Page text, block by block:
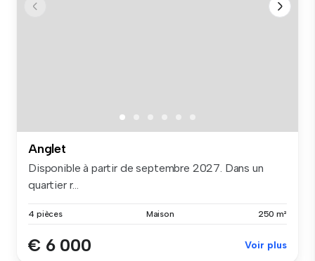
Anglet
Disponible à partir de septembre 2027. Dans un
quartier r...
4 pièces Maison 250 m²
€ 6 000 Voir plus